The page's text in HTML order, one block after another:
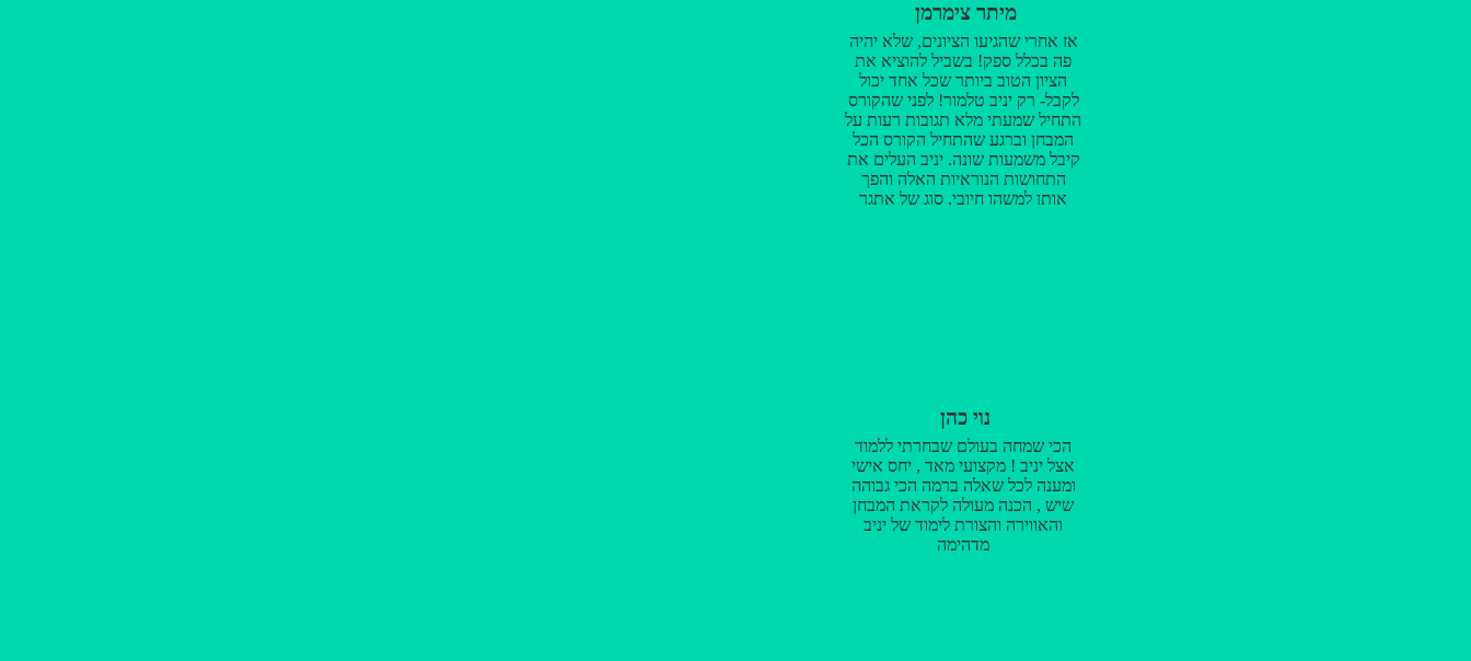
מיתר צימרמן
אז אחרי שהגיעו הציונים, שלא יהיה
פה בכלל ספק! בשביל להוציא את
הציון הטוב ביותר שכל אחד יכול
לקבל- רק יניב טלמור! לפני שהקורס
התחיל שמעתי מלא תגובות רעות על
המבחן וברגע שהתחיל הקורס הכל
קיבל משמעות שונה. יניב העלים את
התחושות הנוראיות האלה והפך
אותן למשהו חיובי, סוג של אתגר
נוי כהן
הכי שמחה בעולם שבחרתי ללמוד
אצל יניב ! מקצועי מאד , יחס אישי
ומענה לכל שאלה ברמה הכי גבוהה
שיש , הכנה מעולה לקראת המבחן
והאווירה והצורת לימוד של יניב
מדהימה